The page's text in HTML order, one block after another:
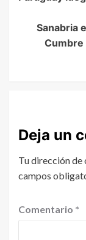
Sanabria
Cumbre
Deja un
Tu dirección
campos
Comentario *